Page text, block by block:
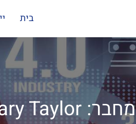
בית
מחבר: Taylor